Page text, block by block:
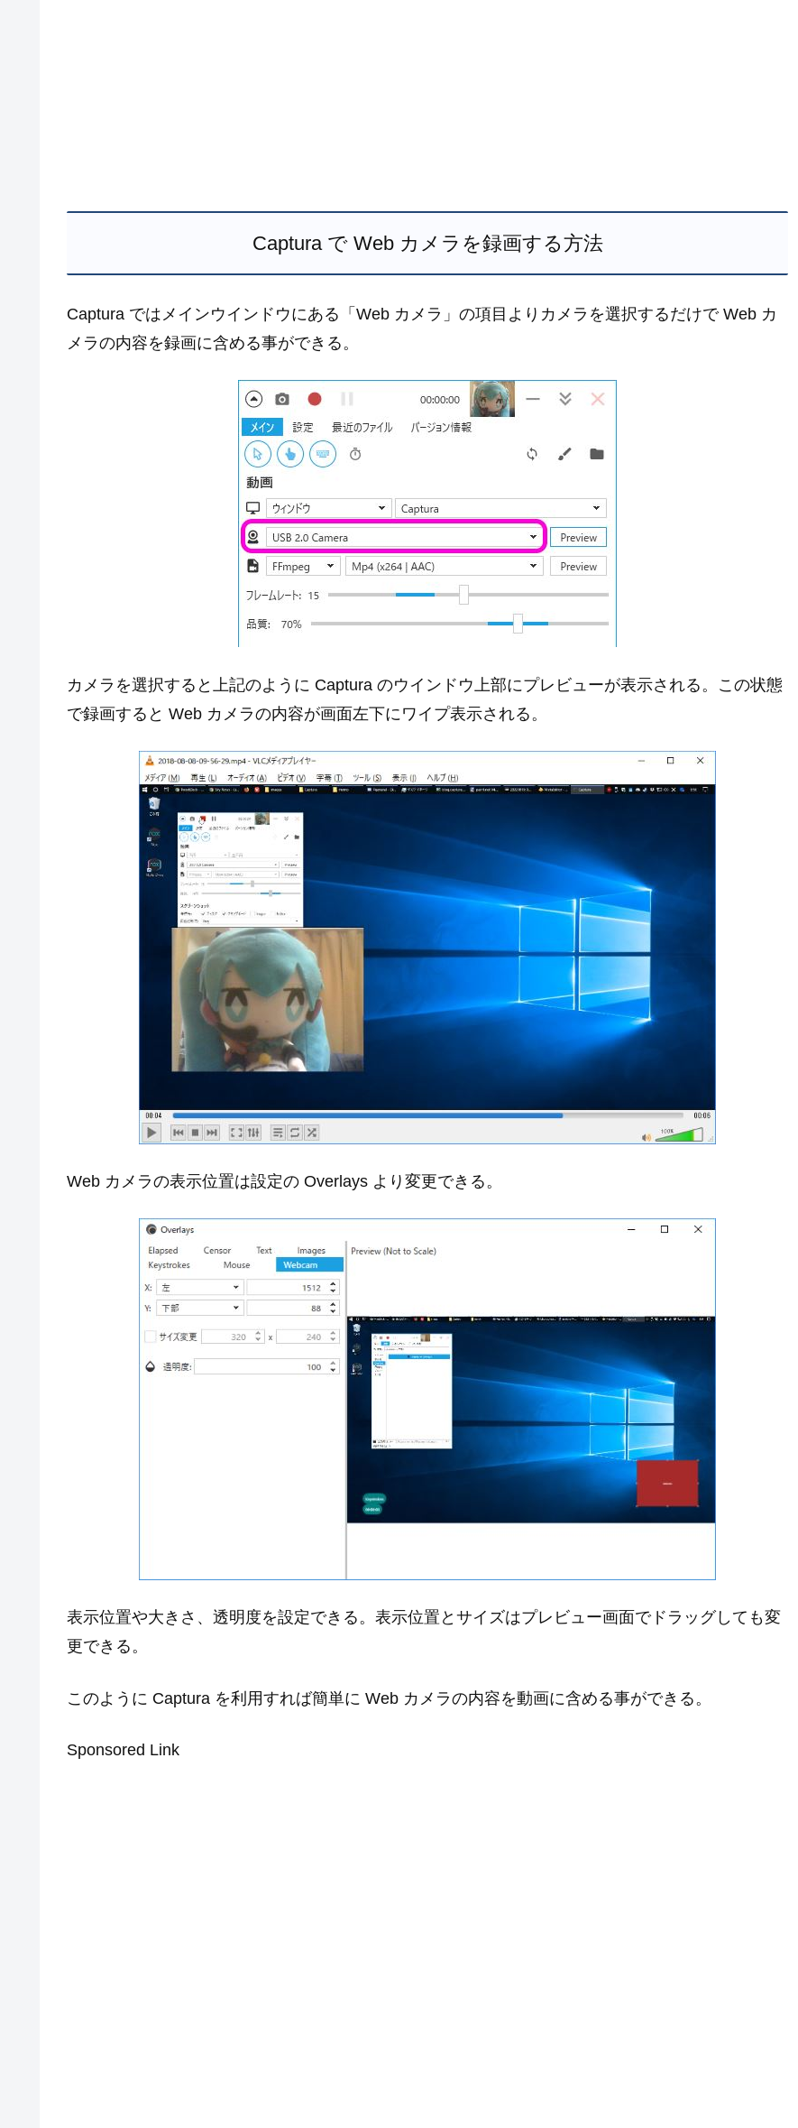
Captura で Web カメラを録画する方法
Captura ではメインウインドウにある「Web カメラ」の項目よりカメラを選択するだけで Web カ
メラの内容を録画に含める事ができる。
カメラを選択すると上記のように Captura のウインドウ上部にプレビューが表示される。この状態
で録画すると Web カメラの内容が画面左下にワイプ表示される。
Web カメラの表示位置は設定の Overlays より変更できる。
表示位置や大きさ、透明度を設定できる。表示位置とサイズはプレビュー画面でドラッグしても変
更できる。
このように Captura を利用すれば簡単に Web カメラの内容を動画に含める事ができる。
Sponsored Link